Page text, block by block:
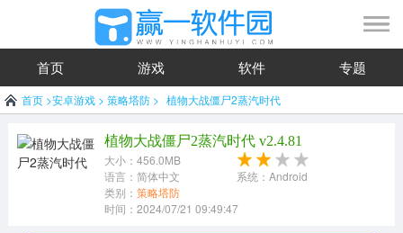
首页 游戏 软件 专题
首页 >安卓游戏 > 策略塔防 > 植物大战僵尸2蒸汽时代
植物大战僵尸2蒸汽时代 v2.4.81
大小：456.0MB
语言：简体中文
系统：Android
类别： 策略塔防
时间：2024/07/21 09:49:47